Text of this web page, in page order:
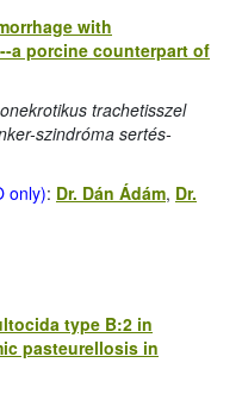
with
a porcine counterpart of
trachetisszel
szindróma sertés-
only): Dr. Dán Ádám, Dr.
type B:2 in
pasteurellosis in